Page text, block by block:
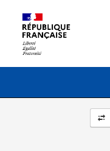
Menu principal